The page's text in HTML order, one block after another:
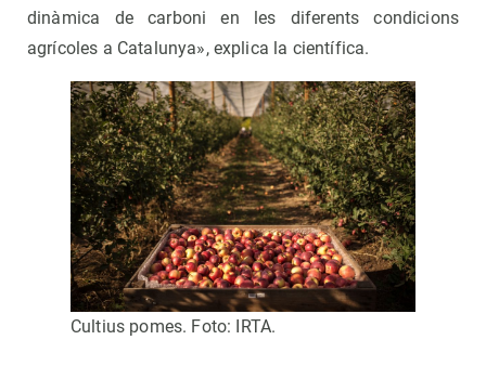
dinàmica de carboni en les diferents condicions
agrícoles a Catalunya», explica la científica.
Cultius pomes. Foto: IRTA.